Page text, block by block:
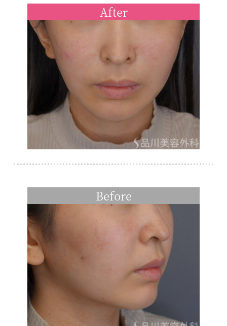
After
Before